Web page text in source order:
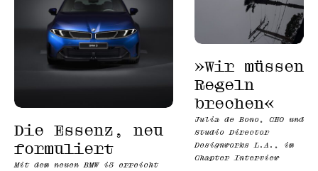
Die Essenz, neu
formuliert
Mit dem neuen BMW i3 erreicht
»Wir müssen
Regeln
brechen«
Julia de Bono, CEO und
Studio Director
Designworks L.A., im
Chapter Interview